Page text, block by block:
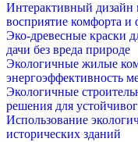
Интерактивный дизайн
восприятие комфорта и
Эко-древесные краски
дачи без вреда природе
Экологичные жилые
энергоэффективность
Экологичные
решения для
Использование
исторических зданий